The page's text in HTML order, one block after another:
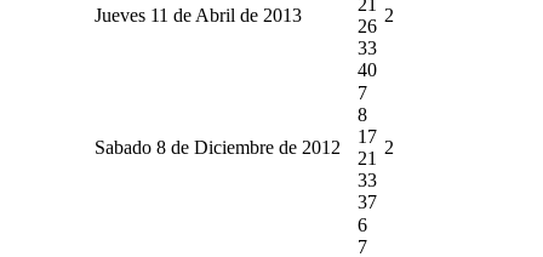
Jueves 11 de Abril de 2013
26
33
40
2
Sabado 8 de Diciembre de 2012
7
8
17
21
33
37
2
6
7